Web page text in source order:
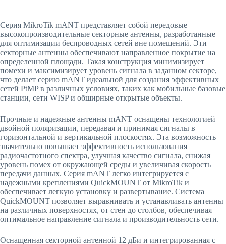
Серия MikroTik mANT представляет собой передовые
высокопроизводительные секторные антенны, разработанные
для оптимизации беспроводных сетей вне помещений. Эти
секторные антенны обеспечивают направленное покрытие на
определенной площади. Такая конструкция минимизирует
помехи и максимизирует уровень сигнала в заданном секторе,
что делает серию mANT идеальной для создания эффективных
сетей PtMP в различных условиях, таких как мобильные базовые
станции, сети WISP и обширные открытые объекты.
Прочные и надежные антенны mANT оснащены технологией
двойной поляризации, передавая и принимая сигналы в
горизонтальной и вертикальной плоскостях. Эта возможность
значительно повышает эффективность использования
радиочастотного спектра, улучшая качество сигнала, снижая
уровень помех от окружающей среды и увеличивая скорость
передачи данных. Серия mANT легко интегрируется с
надежными креплениями QuickMOUNT от MikroTik и
обеспечивает легкую установку и развертывание. Система
QuickMOUNT позволяет выравнивать и устанавливать антенны
на различных поверхностях, от стен до столбов, обеспечивая
оптимальное направление сигнала и производительность сети.
Оснащенная секторной антенной 12 дБи и интегрированная с